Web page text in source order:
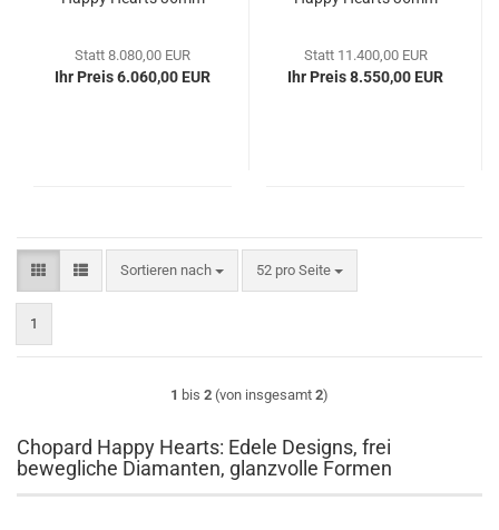
Statt 8.080,00 EUR
Ihr Preis 6.060,00 EUR
Statt 11.400,00 EUR
Ihr Preis 8.550,00 EUR
Sortieren nach
Sortieren nach 52 pro Seite
pro Seite
1
1 bis 2 (von insgesamt 2)
Chopard Happy Hearts: Edele Designs, frei
bewegliche Diamanten, glanzvolle Formen